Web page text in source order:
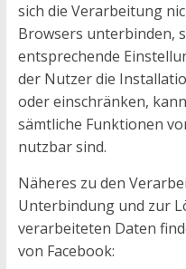
sich die Verarbeitung
Browsers unterbinden,
entsprechende
der Nutzer die
oder einschränken,
sämtliche Funktionen
nutzbar sind.
Näheres zu den
Unterbindung und zur
verarbeiteten Daten
von Facebook: